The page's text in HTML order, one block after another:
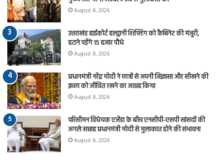
August 8, 2026
उत्तराखंड हाईकोर्ट हल्द्वानी शिफ्टिंग को कैबिनेट की मंजूरी,
हटाने पड़ेंगे 15 हजार पौधे
August 8, 2026
प्रधानमंत्री नरेंद्र मोदी ने छात्रों से अपनी जिज्ञासा और सीखने की
इच्छा को जीवित रखने का आग्रह किया
August 8, 2026
परिसीमन विधेयक एजेंडा के बीच एनसीपी-एसपी सांसदों की
अगले सप्ताह प्रधानमंत्री मोदी से मुलाकात होने की संभावना
August 8, 2026